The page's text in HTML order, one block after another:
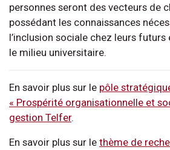
personnes seront des vecteurs de
possédant les connaissances
l’inclusion sociale chez leurs
le milieu universitaire.
En savoir plus sur le pôle
« Prospérité organisationnelle et
gestion Telfer.
En savoir plus sur le thème de